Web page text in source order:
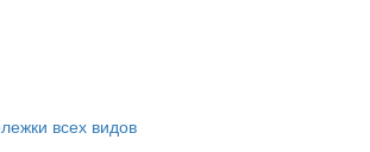
всех видов